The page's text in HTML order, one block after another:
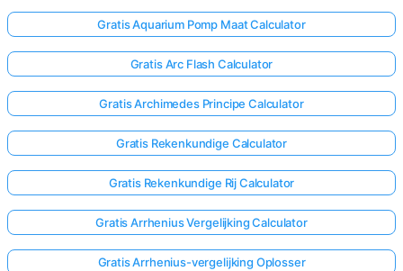
Gratis Aquarium Pomp Maat Calculator
Gratis Arc Flash Calculator
Gratis Archimedes Principe Calculator
Gratis Rekenkundige Calculator
Gratis Rekenkundige Rij Calculator
Gratis Arrhenius Vergelijking Calculator
Gratis Arrhenius-vergelijking Oplosser